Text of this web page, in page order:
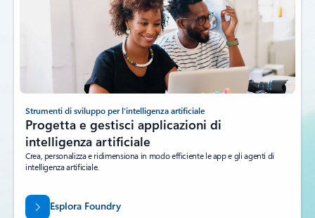
Strumenti di sviluppo per l'intelligenza artificiale
Progetta e gestisci applicazioni di
intelligenza artificiale
Crea, personalizza e ridimensiona in modo efficiente le app e gli agenti di
intelligenza artificiale.
Esplora Foundry